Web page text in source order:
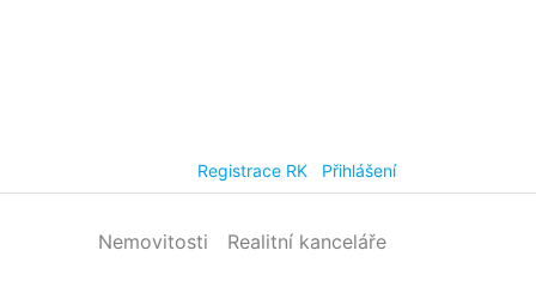
Registrace RK Přihlášení
Nemovitosti Realitní kanceláře